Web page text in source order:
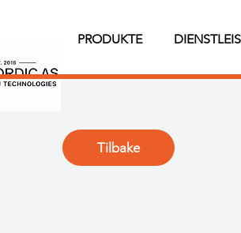
PRODUKTE
Tilbake